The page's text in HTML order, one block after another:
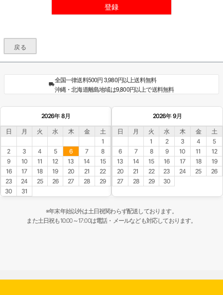
登録
戻る
全国一律送料500円 3,980円以上送料無料
沖縄・北海道離島地域は9,800円以上で送料無料
2026年 8月
日 月 火 水 木 金
土
1
2
3 4 5 6 7
8
9
10 11 12 13 14
15
16
17 18 19 20 21
22
23
24 25 26 27 28
29
30
31
2026年 9月
日 月 火 水 木 金
土
1
2 3 4
5
6
7 8 9 10 11
12
13
14 15 16 17 18
19
20
21 22 23 24 25
26
27
28 29 30
※年末年始以外は土日祝関わらず配送しております。
また土日祝も10:00～17:00は電話・メールなども対応しております。